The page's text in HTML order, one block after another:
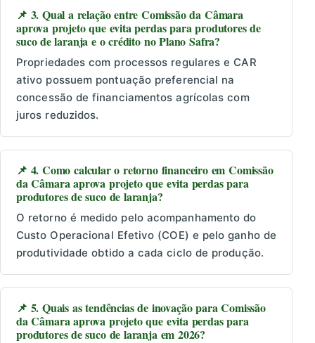
📌 3. Qual a relação entre Comissão da Câmara
aprova projeto que evita perdas para produtores de
suco de laranja e o crédito no Plano Safra?
Propriedades com processos regulares e CAR
ativo possuem pontuação preferencial na
concessão de financiamentos agrícolas com
juros reduzidos.
📌 4. Como calcular o retorno financeiro em Comissão
da Câmara aprova projeto que evita perdas para
produtores de suco de laranja?
O retorno é medido pelo acompanhamento do
Custo Operacional Efetivo (COE) e pelo ganho de
produtividade obtido a cada ciclo de produção.
📌 5. Quais as tendências de inovação para Comissão
da Câmara aprova projeto que evita perdas para
produtores de suco de laranja em 2026?